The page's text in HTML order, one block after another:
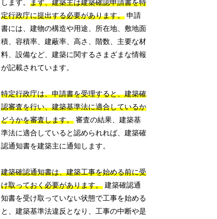
します。まず、建築主は建築確認申請書を特
定行政庁に提出する必要があります。 申請
書には、建物の構造や用途、所在地、敷地面
積、容積率、建蔽率、高さ、階数、主要な材
料、設備など、建築に関するさまざまな情報
が記載されています。
特定行政庁は、申請書を受理すると、建築確
認審査を行い、建築基準法に適合しているか
どうかを審査します。 審査の結果、建築基
準法に適合していると認められれば、建築確
認通知書を建築主に通知します。
建築確認通知書は、建築工事を始める前に受
け取っておく必要があります。 建築確認通
知書を受け取っていない状態で工事を始める
と、建築基準法違反となり、工事の中断や是